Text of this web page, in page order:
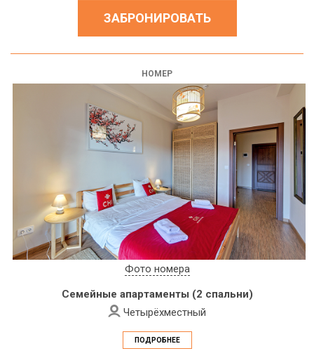
ЗАБРОНИРОВАТЬ
НОМЕР
Фото номера
Семейные апартаменты (2 спальни)
Четырёхместный
ПОДРОБНЕЕ